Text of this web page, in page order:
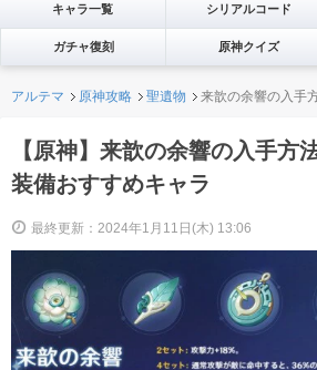
キャラ一覧 シリアルコード
ガチャ復刻 原神クイズ
アルテマ 原神攻略 聖遺物 来歆の余響の入手
【原神】来歆の余響の入手方
装備おすすめキャラ
最終更新：2024年1月11日(木) 13:06